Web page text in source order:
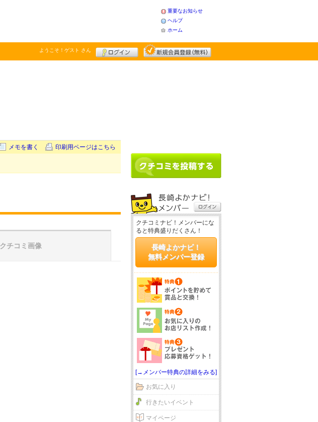
重要なお知らせ
ヘルプ
ホーム
ようこそ！ ゲスト さん
メモを書く 印刷用ページはこちら
クチコミ画像
クチコミナビ！メンバーにな
ると特典盛りだくさん！
長崎よかナビ！
無料メンバー登録
[→メンバー特典の詳細をみる]
お気に入り
行きたいイベント
マイページ